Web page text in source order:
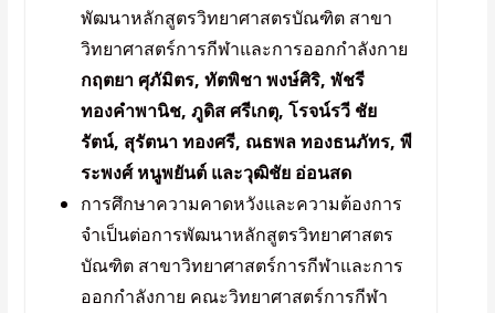
พัฒนาหลักสูตรวิทยาศาสตรบัณฑิต สาขา
วิทยาศาสตร์การกีฬาและการออกกำลังกาย
กฤตยา ศุภัมิตร, ทัตพิชา พงษ์ศิริ, พัชรี
ทองคำพานิช, ภูดิส ศรีเกตุ, โรจน์รวี ชัย
รัตน์, สุรัตนา ทองศรี, ณธพล ทองธนภัทร, พี
ระพงศ์ หนูพยันต์ และวุฒิชัย อ่อนสด
การศึกษาความคาดหวังและความต้องการ
จำเป็นต่อการพัฒนาหลักสูตรวิทยาศาสตร
บัณฑิต สาขาวิทยาศาสตร์การกีฬาและการ
ออกกำลังกาย คณะวิทยาศาสตร์การกีฬา